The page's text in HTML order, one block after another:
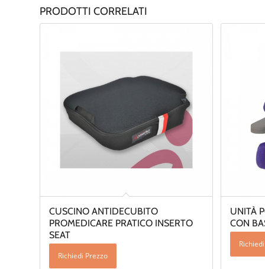
PRODOTTI CORRELATI
CUSCINO ANTIDECUBITO
PROMEDICARE PRATICO INSERTO
SEAT
Richiedi Prezzo
UNITÀ
CON